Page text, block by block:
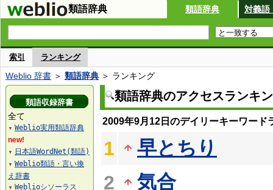
類語辞典 類語辞典 対義語
索引 ランキング
Weblio 辞書 ＞ 類語辞典 ＞ ランキング
類語辞典のアクセスランキ
2009年9月12日のデイリーキーワード
1
早とちり
2
気合
類語収録辞書
全て
▼ Weblio実用類語辞典
new!
▼ 日本語WordNet(類語)
▼ Weblio類語・言い換
え辞書
▼ Weblioシソーラス